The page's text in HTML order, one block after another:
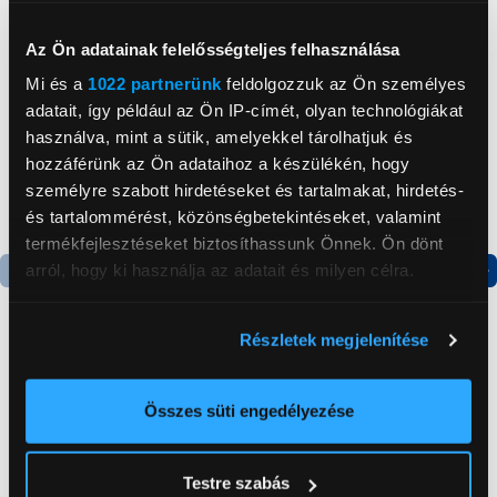
Az Ön adatainak felelősségteljes felhasználása
Mi és a 1022 partnerünk feldolgozzuk az Ön személyes
adatait, így például az Ön IP-címét, olyan technológiákat
használva, mint a sütik, amelyekkel tárolhatjuk és
hozzáférünk az Ön adataihoz a készülékén, hogy
személyre szabott hirdetéseket és tartalmakat, hirdetés-
és tartalommérést, közönségbetekintéseket, valamint
termékfejlesztéseket biztosíthassunk Önnek. Ön dönt
arról, hogy ki használja az adatait és milyen célra.
elhelyezkedéséről pár méteres pontossággal
Az Ön készülékén beazonosítása annak konkrét
módjairól és adja meg preferenciáit aRészletek
Részletek megjelenítése
Összes süti engedélyezése
Testre szabás
Gorenje NRS8182KX Side
by side hűtőszekrény
199 999 Ft
Gorenje N619EAXL4
Alulfagyasztós
kombinált hűtőszekrény
179 999 Ft